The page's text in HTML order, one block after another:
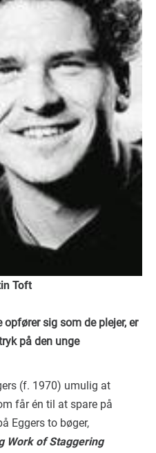
Toft
sig som de plejer, er
på den unge
(f. 1970) umulig at
får én til at spare på
Eggers to bøger,
Work of Staggering